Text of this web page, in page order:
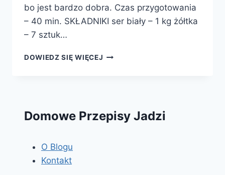
bo jest bardzo dobra. Czas przygotowania
– 40 min. SKŁADNIKI ser biały – 1 kg żółtka
– 7 sztuk…
DOWIEDZ SIĘ WIĘCEJ PASCHA
Domowe Przepisy Jadzi
O Blogu
Kontakt